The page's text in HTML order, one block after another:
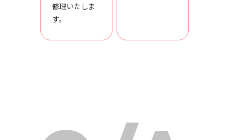
修理いたしま
す。